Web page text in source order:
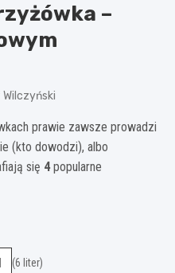
–
prawie zawsze prowadzi
(kto dowodzi), albo
się 4popularne
(6 liter)